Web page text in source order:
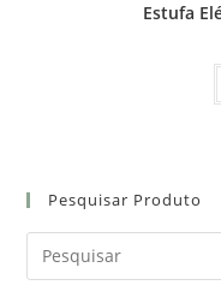
Estufa
Pesquisar Produto